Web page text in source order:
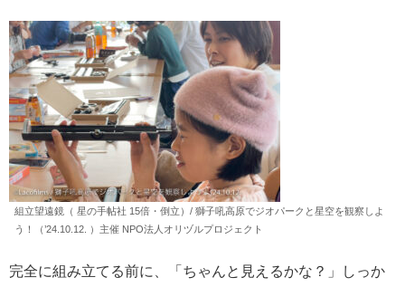
組立望遠鏡（ 星の手帖社 15倍・倒立）/ 獅子吼高原でジオパークと星空を観察しよ
う！（’24.10.12. ）主催 NPO法人オリヅルプロジェクト
完全に組み立てる前に、「ちゃんと見えるかな？」しっか